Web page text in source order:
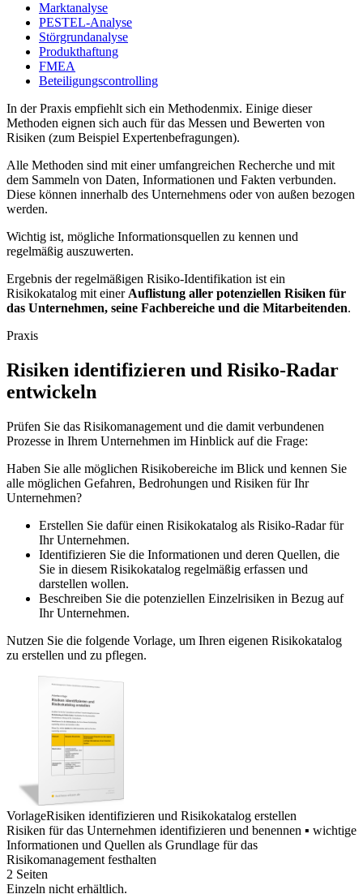
Marktanalyse
PESTEL-Analyse
Störgrundanalyse
Produkthaftung
FMEA
Beteiligungscontrolling
In der Praxis empfiehlt sich ein Methodenmix. Einige dieser
Methoden eignen sich auch für das Messen und Bewerten von
Risiken (zum Beispiel Expertenbefragungen).
Alle Methoden sind mit einer umfangreichen Recherche und mit
dem Sammeln von Daten, Informationen und Fakten verbunden.
Diese können innerhalb des Unternehmens oder von außen bezogen
werden.
Wichtig ist, mögliche Informationsquellen zu kennen und
regelmäßig auszuwerten.
Ergebnis der regelmäßigen Risiko-Identifikation ist ein
Risikokatalog mit einer Auflistung aller potenziellen Risiken für
das Unternehmen, seine Fachbereiche und die Mitarbeitenden.
Praxis
Risiken identifizieren und Risiko-Radar
entwickeln
Prüfen Sie das Risikomanagement und die damit verbundenen
Prozesse in Ihrem Unternehmen im Hinblick auf die Frage:
Haben Sie alle möglichen Risikobereiche im Blick und kennen Sie
alle möglichen Gefahren, Bedrohungen und Risiken für Ihr
Unternehmen?
Erstellen Sie dafür einen Risikokatalog als Risiko-Radar für
Ihr Unternehmen.
Identifizieren Sie die Informationen und deren Quellen, die
Sie in diesem Risikokatalog regelmäßig erfassen und
darstellen wollen.
Beschreiben Sie die potenziellen Einzelrisiken in Bezug auf
Ihr Unternehmen.
Nutzen Sie die folgende Vorlage, um Ihren eigenen Risikokatalog
zu erstellen und zu pflegen.
VorlageRisiken identifizieren und Risikokatalog erstellen
Risiken für das Unternehmen identifizieren und benennen ▪ wichtige
Informationen und Quellen als Grundlage für das
Risikomanagement festhalten
2 Seiten
Einzeln nicht erhältlich.